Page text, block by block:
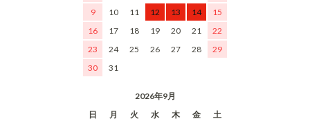
9
10 11 12 13 14
15
16
17 18 19 20 21
22
23
24 25 26 27 28
29
30
31
2026年9月
日
月 火 水 木 金
土